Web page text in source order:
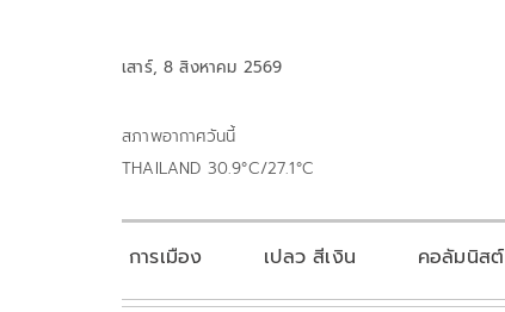
เสาร์, 8 สิงหาคม 2569
สภาพอากาศวันนี้
THAILAND 30.9°C/27.1°C
การเมือง เปลว สีเงิน คอลัมนิสต์